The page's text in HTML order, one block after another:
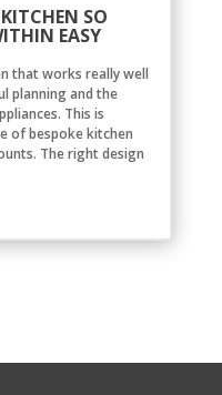
SO
EASY
that works really well
planning and the
This is
of bespoke kitchen
The right design